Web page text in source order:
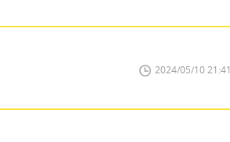
2024/05/10 21:41